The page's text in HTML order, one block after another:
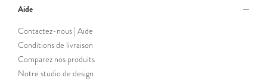
Aide
Contactez-nous | Aide
Conditions de livraison
Comparez nos produits
Notre studio de design